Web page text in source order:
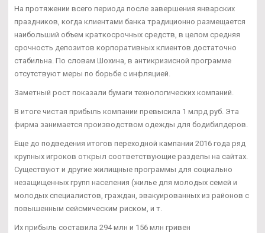
На протяжении всего периода после завершения январских
праздников, когда клиентами банка традиционно размещается
наибольший объем краткосрочных средств, в целом средняя
срочность депозитов корпоративных клиентов достаточно
стабильна. По словам Шохина, в антикризисной программе
отсутствуют меры по борьбе с инфляцией.
Заметный рост показали бумаги технологических компаний.
В итоге чистая прибыль компании превысила 1 млрд руб. Эта
фирма занимается производством одежды для бодибилдеров.
Еще до подведения итогов переходной кампании 2016 года ряд
крупных игроков открыл соответствующие разделы на сайтах.
Существуют и другие жилищные программы для социально
незащищенных групп населения (жилье для молодых семей и
молодых специалистов, граждан, эвакуированных из районов с
повышенным сейсмическим риском, и т.
Их прибыль составила 294 млн и 156 млн гривен